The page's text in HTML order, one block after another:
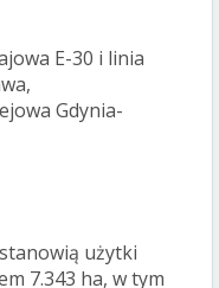
E-30 i linia
Gdynia-
użytki
7.343 ha, w tym